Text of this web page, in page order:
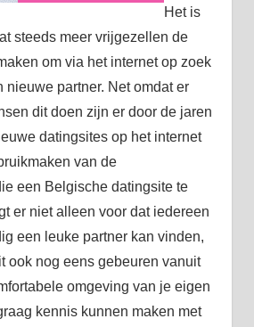
Het is
steeds meer vrijgezellen de
om via het internet op zoek
nieuwe partner. Net omdat er
dit doen zijn er door de jaren
datingsites op het internet
van de
een Belgische datingsite te
er niet alleen voor dat iedereen
een leuke partner kan vinden,
ook nog eens gebeuren vanuit
omgeving van je eigen
kennis kunnen maken met